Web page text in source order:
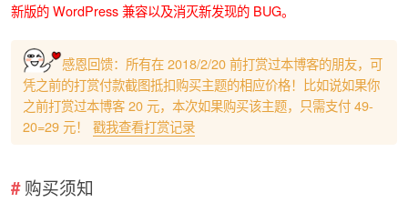
新版的 WordPress 兼容以及消灭新发现的 BUG。
感恩回馈：所有在 2018/2/20 前打赏过本博客的朋友，可
凭之前的打赏付款截图抵扣购买主题的相应价格！比如说如果你
之前打赏过本博客 20 元，本次如果购买该主题，只需支付 49-
20=29 元！
戳我查看打赏记录
购买须知